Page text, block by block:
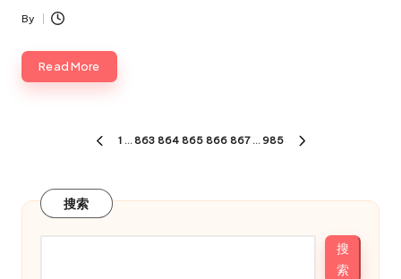
Posted
By
Read More
分
PREVIOUS
1 … 863 864 865 866 867 … 985
搜索
搜
索